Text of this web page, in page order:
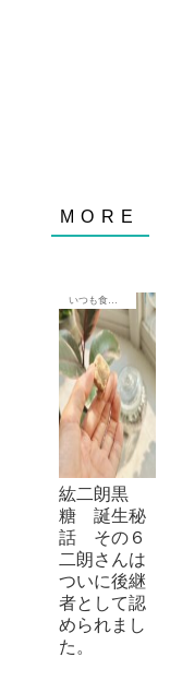
いつも食卓に
紘二朗黒
糖 誕生秘
話 その６
二朗さんは
ついに後継
者として認
められまし
た。